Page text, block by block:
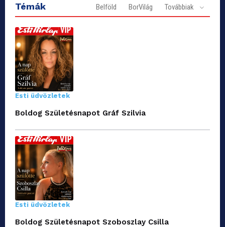
Témák Belföld BorVilág Továbbiak
Esti üdvözletek
Boldog Születésnapot Gráf Szilvia
Esti üdvözletek
Boldog Születésnapot Szoboszlay Csilla